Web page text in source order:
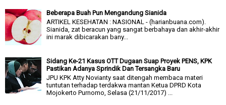
Beberapa Buah Pun Mengandung Sianida
ARTIKEL KESEHATAN : NASIONAL - (harianbuana.com).
Sianida, zat beracun yang sangat berbahaya dan akhir-akhir
ini marak dibicarakan bany...
Sidang Ke-21 Kasus OTT Dugaan Suap Proyek PENS, KPK
Pastikan Adanya Sprindik Dan Tersangka Baru
JPU KPK Atty Novianty saat ditengah membaca materi
tuntutan terhadap terdakwa mantan Ketua DPRD Kota
Mojokerto Purnomo, Selasa (21/11/2017) ...